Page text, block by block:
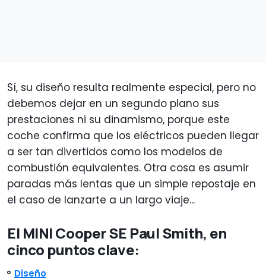
Sí, su diseño resulta realmente especial, pero no
debemos dejar en un segundo plano sus
prestaciones ni su dinamismo, porque este
coche confirma que los eléctricos pueden llegar
a ser tan divertidos como los modelos de
combustión equivalentes. Otra cosa es asumir
paradas más lentas que un simple repostaje en
el caso de lanzarte a un largo viaje...
El MINI Cooper SE Paul Smith, en
cinco puntos clave:
Diseño